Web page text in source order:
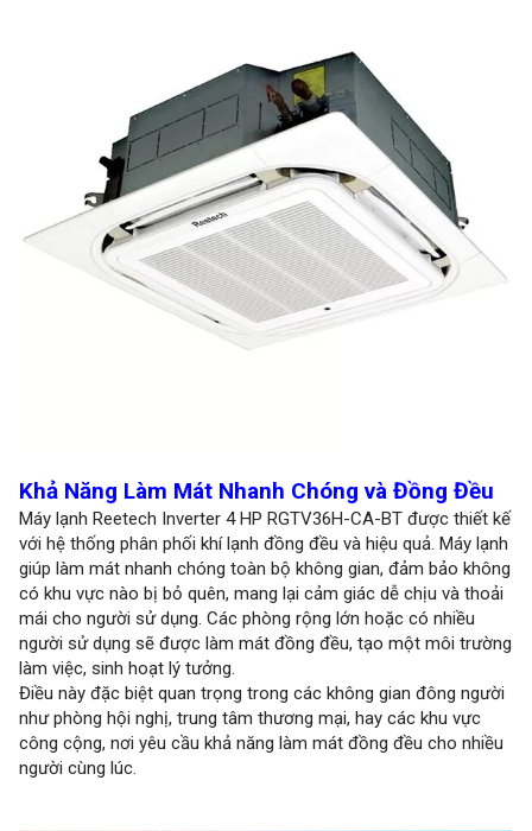
Khả Năng Làm Mát Nhanh Chóng và Đồng Đều
Máy lạnh Reetech Inverter 4 HP RGTV36H-CA-BT được thiết kế
với hệ thống phân phối khí lạnh đồng đều và hiệu quả. Máy lạnh
giúp làm mát nhanh chóng toàn bộ không gian, đảm bảo không
có khu vực nào bị bỏ quên, mang lại cảm giác dễ chịu và thoải
mái cho người sử dụng. Các phòng rộng lớn hoặc có nhiều
người sử dụng sẽ được làm mát đồng đều, tạo một môi trường
làm việc, sinh hoạt lý tưởng.
Điều này đặc biệt quan trọng trong các không gian đông người
như phòng hội nghị, trung tâm thương mại, hay các khu vực
công cộng, nơi yêu cầu khả năng làm mát đồng đều cho nhiều
người cùng lúc.